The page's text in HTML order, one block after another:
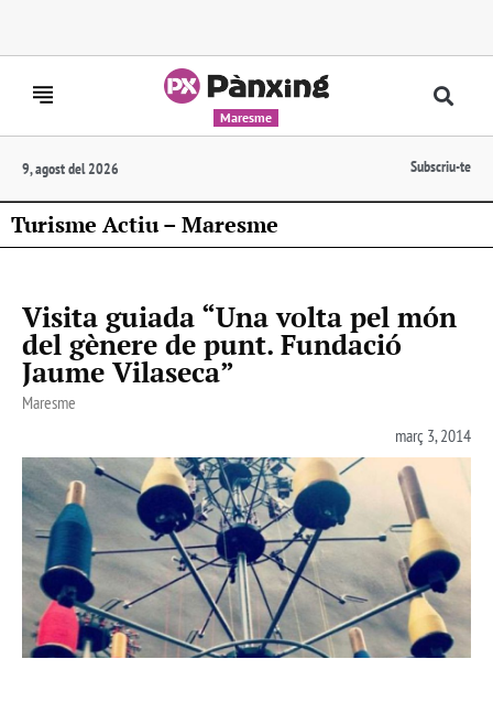
Maresme
9, agost del 2026 Subscriu-te
Turisme Actiu – Maresme
Visita guiada “Una volta pel món
del gènere de punt. Fundació
Jaume Vilaseca”
Maresme
març 3, 2014